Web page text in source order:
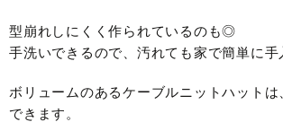
型崩れしにくく作られているのも◎
手洗いできるので、汚れても家で簡単に手
ボリュームのあるケーブルニットハット
できます。